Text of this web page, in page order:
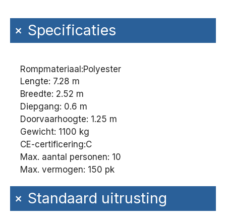
+Specificaties
Rompmateriaal:Polyester
Lengte: 7.28 m
Breedte: 2.52 m
Diepgang: 0.6 m
Doorvaarhoogte: 1.25 m
Gewicht: 1100 kg
CE-certificering:C
Max. aantal personen: 10
Max. vermogen: 150 pk
+Standaard uitrusting